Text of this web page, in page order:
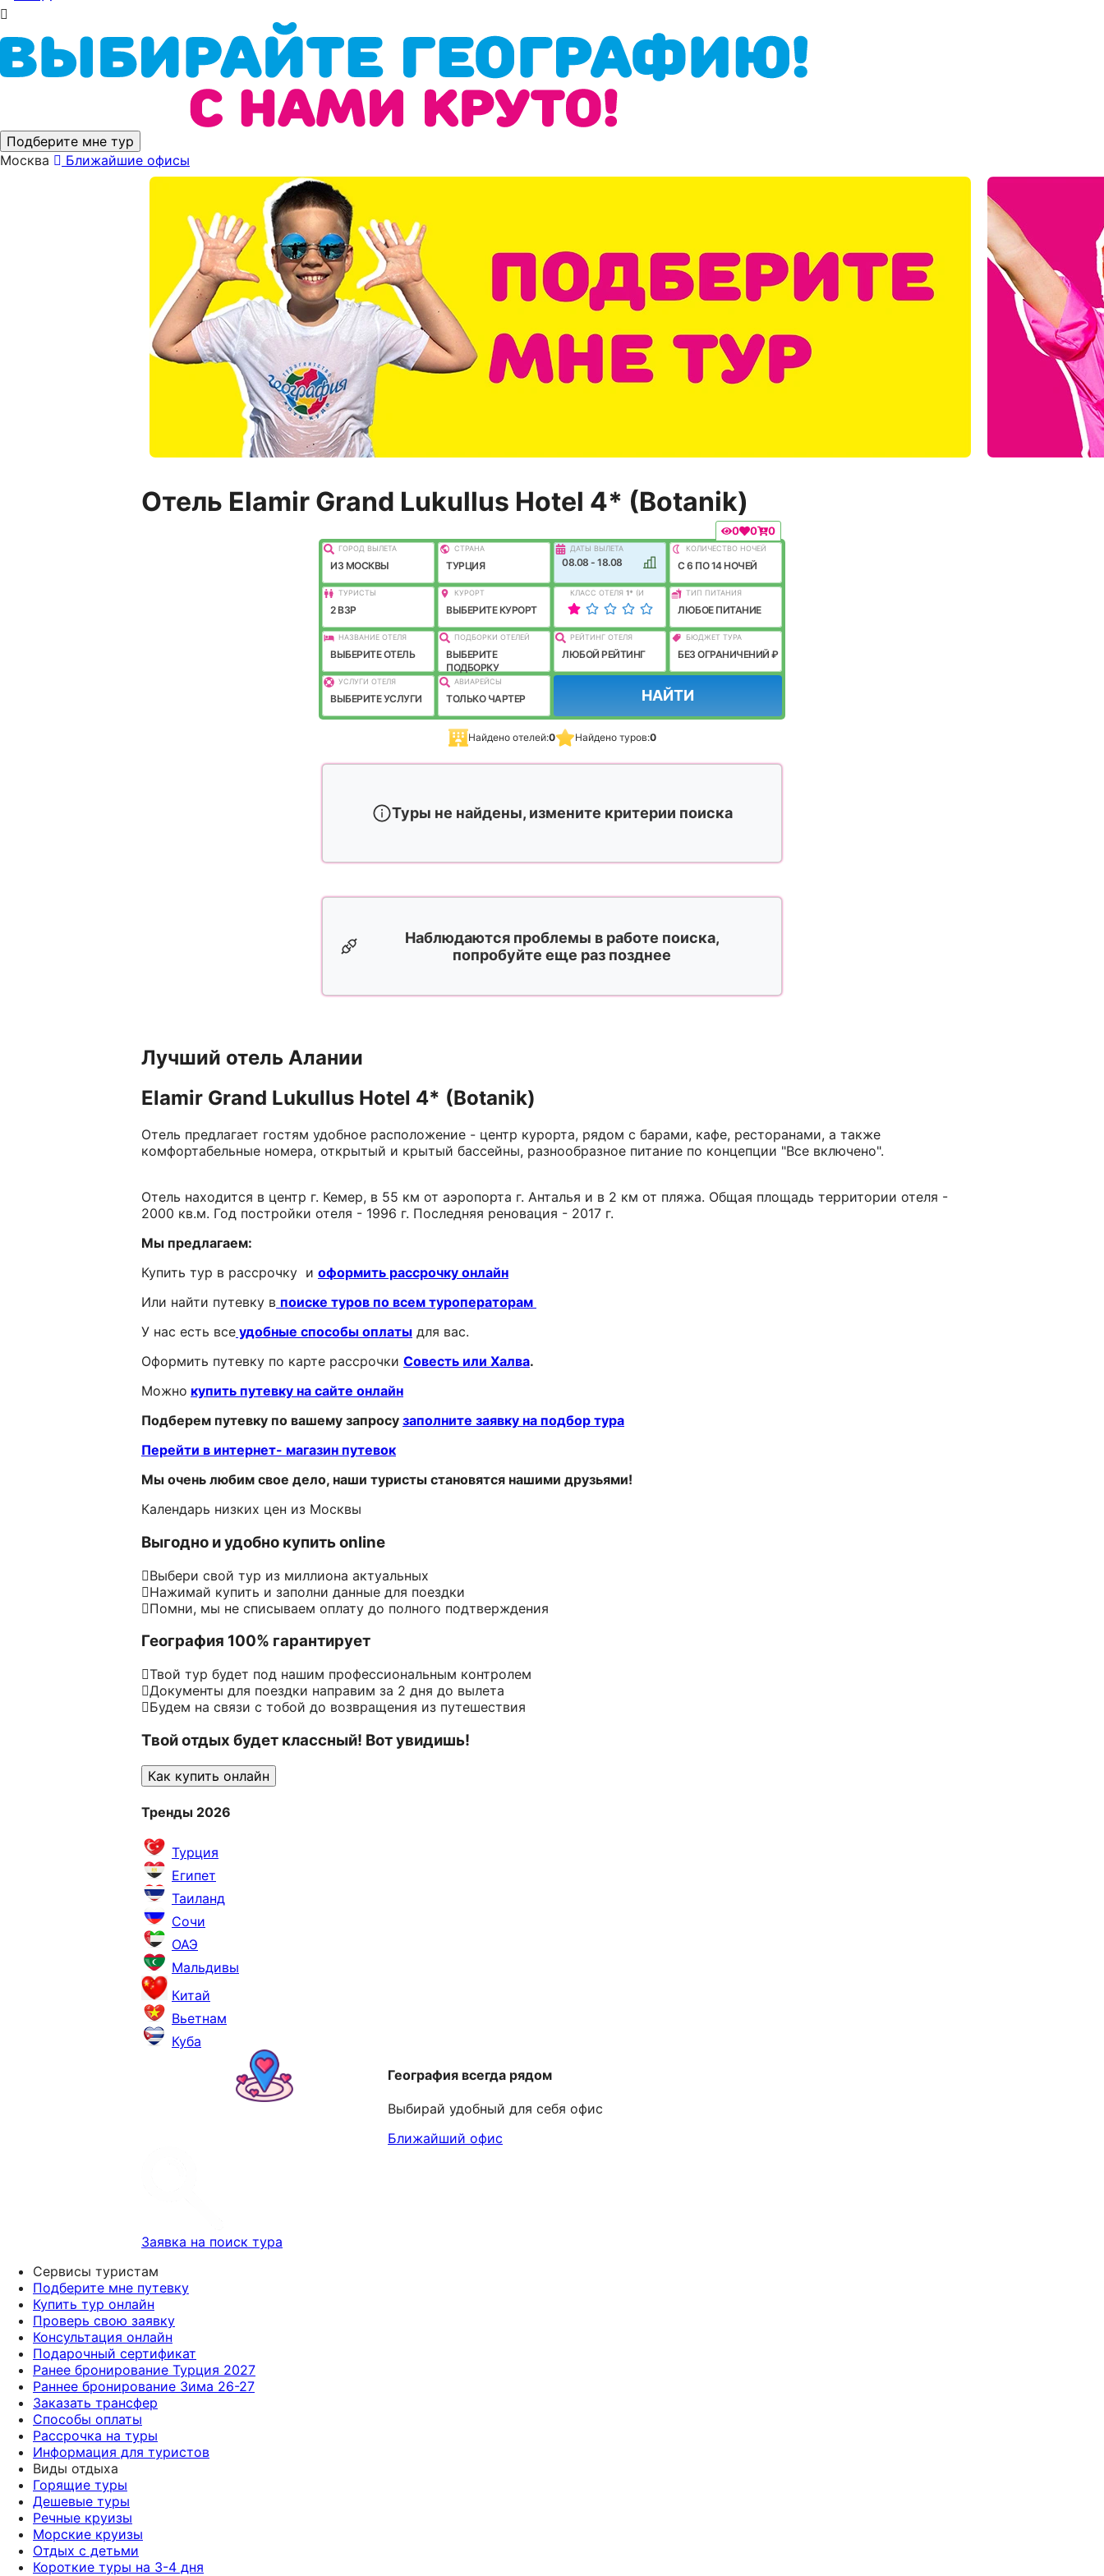
Подберите мне тур
Москва
Ближайшие офисы
Отель Elamir Grand Lukullus Hotel 4* (Botanik)
0 0 0
ГОРОД ВЫЛEТА
ИЗ МОСКВЫ
СТРАНА
ТУРЦИЯ
ДАТЫ ВЫЛЕТА
08.08 - 18.08
КОЛИЧЕСТВО НОЧЕЙ
C 6 ПО 14 НОЧЕЙ
ТУРИСТЫ
2 ВЗР
КУРОРТ
ВЫБЕРИТЕ КУРОРТ
КЛАСС ОТЕЛЯ 1* (И
ЛУЧШЕ)
ТИП ПИТАНИЯ
ЛЮБОЕ ПИТАНИЕ
НАЗВАНИЕ ОТЕЛЯ
ВЫБЕРИТЕ ОТЕЛЬ
ПОДБОРКИ ОТЕЛЕЙ
ВЫБЕРИТЕ
ПОДБОРКУ
РЕЙТИНГ ОТЕЛЯ
ЛЮБОЙ РЕЙТИНГ
БЮДЖЕТ ТУРА
БЕЗ ОГРАНИЧЕНИЙ ₽
УСЛУГИ ОТЕЛЯ
ВЫБЕРИТЕ УСЛУГИ
АВИАРЕЙСЫ
ТОЛЬКО ЧАРТЕР НАЙТИ
Найдено отелей:0 Найдено туров:0
Туры не найдены, измените критерии поиска
Наблюдаются проблемы в работе поиска,
попробуйте еще раз позднее
Лучший отель Алании
Elamir Grand Lukullus Hotel 4* (Botanik)
Отель предлагает гостям удобное расположение - центр курорта, рядом с барами, кафе, ресторанами, а также
комфортабельные номера, открытый и крытый бассейны, разнообразное питание по концепции "Все включено".
Отель находится в центр г. Кемер, в 55 км от аэропорта г. Анталья и в 2 км от пляжа. Общая площадь территории отеля -
2000 кв.м. Год постройки отеля - 1996 г. Последняя реновация - 2017 г.
Мы предлагаем:
Купить тур в рассрочку и оформить рассрочку онлайн
Или найти путевку в поиске туров по всем туроператорам
У нас есть все удобные способы оплаты для вас.
Оформить путевку по карте рассрочки Совесть или Халва.
Можно купить путевку на сайте онлайн
Подберем путевку по вашему запросу заполните заявку на подбор тура
Перейти в интернет- магазин путевок
Мы очень любим свое дело, наши туристы становятся нашими друзьями!
Календарь низких цен из Москвы
Выгодно и удобно купить online
Выбери свой тур из миллиона актуальных
Нажимай купить и заполни данные для поездки
Помни, мы не списываем оплату до полного подтверждения
География 100% гарантирует
Твой тур будет под нашим профессиональным контролем
Документы для поездки направим за 2 дня до вылета
Будем на связи с тобой до возвращения из путешествия
Твой отдых будет классный! Вот увидишь!
Как купить онлайн
Тренды 2026
Турция
Египет
Таиланд
Сочи
ОАЭ
Мальдивы
Китай
Вьетнам
Куба
География всегда рядом
Выбирай удобный для себя офис
Ближайший офис
Заявка на поиск тура
Сервисы туристам
Подберите мне путевку
Купить тур онлайн
Проверь свою заявку
Консультация онлайн
Подарочный сертификат
Ранее бронирование Турция 2027
Раннее бронирование Зима 26-27
Заказать трансфер
Способы оплаты
Рассрочка на туры
Информация для туристов
Виды отдыха
Горящие туры
Дешевые туры
Речные круизы
Морские круизы
Отдых с детьми
Короткие туры на 3-4 дня